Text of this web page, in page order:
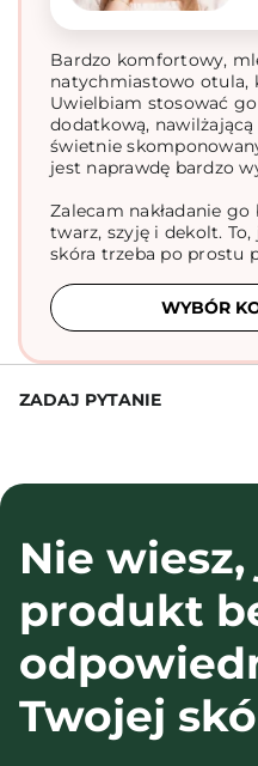
Bardzo komfortowy,
natychmiastowo otula,
Uwielbiam stosować
dodatkową,
świetnie
jest naprawdę bardzo
Zalecam nakładanie
twarz, szyję i dekolt.
skóra trzeba po prostu
WYBÓR
ZADAJ PYTANIE
Nie
produkt
Twojej